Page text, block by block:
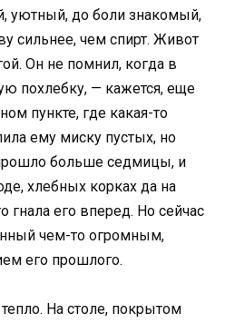
уютный, до боли знакомый,
сильнее, чем спирт. Живот
Он не помнил, когда в
похлебку, — кажется, еще
пункте, где какая-то
ему миску пустых, но
больше седмицы, и
хлебных корках да на
гнала его вперед. Но сейчас
чем-то огромным,
его прошлого.
На столе, покрытом